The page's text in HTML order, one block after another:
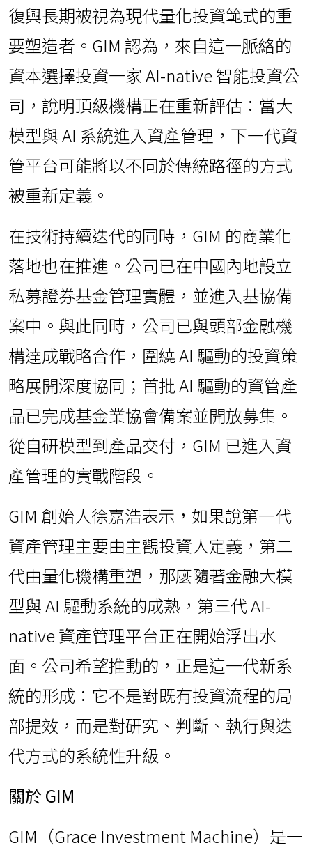
復興長期被視為現代量化投資範式的重
要塑造者。GIM 認為，來自這一脈絡的
資本選擇投資一家 AI-native 智能投資公
司，說明頂級機構正在重新評估：當大
模型與 AI 系統進入資產管理，下一代資
管平台可能將以不同於傳統路徑的方式
被重新定義。
在技術持續迭代的同時，GIM 的商業化
落地也在推進。公司已在中國內地設立
私募證券基金管理實體，並進入基協備
案中。與此同時，公司已與頭部金融機
構達成戰略合作，圍繞 AI 驅動的投資策
略展開深度協同；首批 AI 驅動的資管產
品已完成基金業協會備案並開放募集。
從自研模型到產品交付，GIM 已進入資
產管理的實戰階段。
GIM 創始人徐嘉浩表示，如果說第一代
資產管理主要由主觀投資人定義，第二
代由量化機構重塑，那麼隨著金融大模
型與 AI 驅動系統的成熟，第三代 AI-
native 資產管理平台正在開始浮出水
面。公司希望推動的，正是這一代新系
統的形成：它不是對既有投資流程的局
部提效，而是對研究、判斷、執行與迭
代方式的系統性升級。
關於 GIM
GIM（Grace Investment Machine）是一